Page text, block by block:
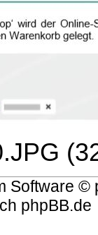
Software ©
phpBB.de